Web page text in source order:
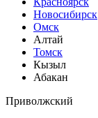
Новосибирск
Омск
Алтай
Томск
Кызыл
Абакан
Приволжский